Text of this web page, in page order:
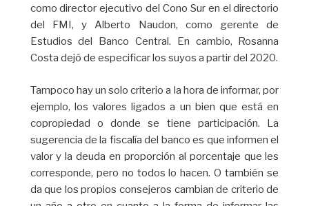
como director ejecutivo del Cono Sur en el directorio
del FMI, y Alberto Naudon, como gerente de
Estudios del Banco Central. En cambio, Rosanna
Costa dejó de especificar los suyos a partir del 2020.
Tampoco hay un solo criterio a la hora de informar, por
ejemplo, los valores ligados a un bien que está en
copropiedad o donde se tiene participación. La
sugerencia de la fiscalía del banco es que informen el
valor y la deuda en proporción al porcentaje que les
corresponde, pero no todos lo hacen. O también se
da que los propios consejeros cambian de criterio de